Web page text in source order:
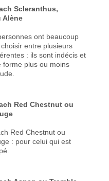
Scleranthus,
Alène
ont beaucoup
entre plusieurs
: ils sont indécis et
forme plus ou moins
Red Chestnut ou
Red Chestnut ou
: pour celui qui est